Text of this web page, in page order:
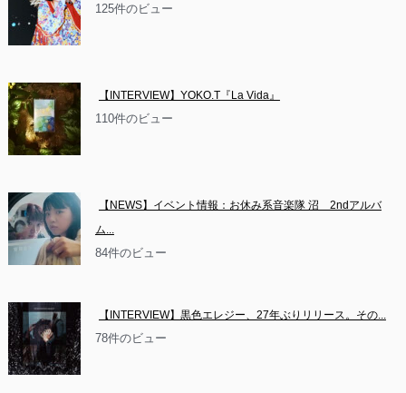
125件のビュー
【INTERVIEW】YOKO.T『La Vida』
110件のビュー
【NEWS】イベント情報：お休み系音楽隊 沼　2ndアルバ
ム...
84件のビュー
【INTERVIEW】黒色エレジー、27年ぶりリリース。その...
78件のビュー